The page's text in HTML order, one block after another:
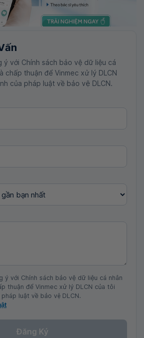
ý với Chính sách bảo vệ dữ liệu cá
chấp thuận để Vinmec xử lý DLCN
của pháp luật về bảo vệ DLCN.
ý với Chính sách bảo vệ dữ liệu cá nhân
thuận để Vinmec xử lý DLCN của tôi
luật về bảo vệ DLCN.
Đăng Ký